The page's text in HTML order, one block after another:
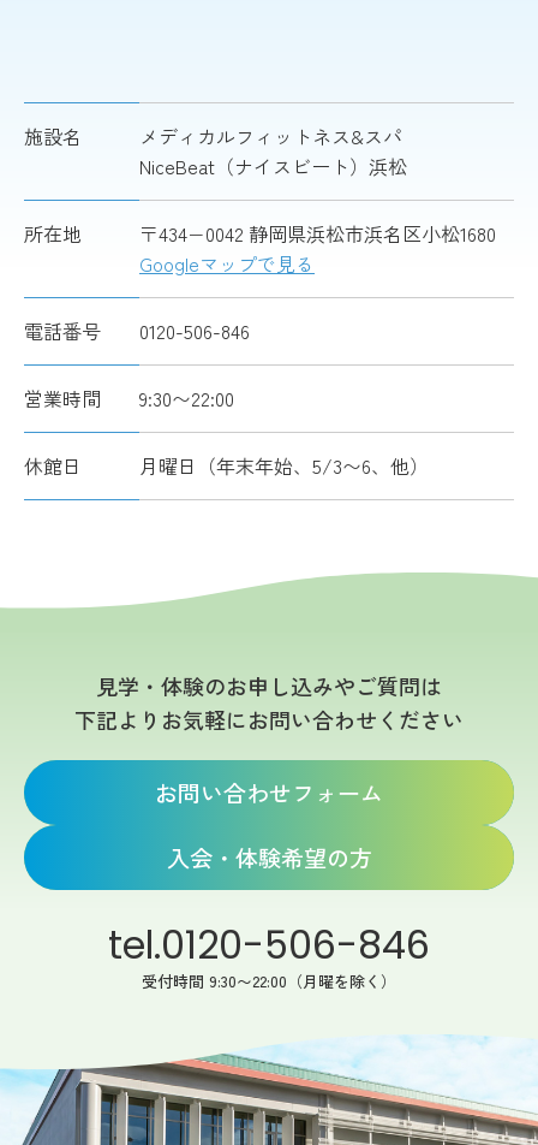
施設名
メディカルフィットネス&スパ
NiceBeat（ナイスビート）浜松
所在地
〒434−0042 静岡県浜松市浜名区小松1680
Googleマップで見る
電話番号 0120-506-846
営業時間 9:30〜22:00
休館日 月曜日（年末年始、5/3〜6、他）
見学・体験のお申し込みやご質問は
下記よりお気軽にお問い合わせください
お問い合わせフォーム
入会・体験希望の方
tel.0120-506-846
受付時間 9:30〜22:00（月曜を除く）